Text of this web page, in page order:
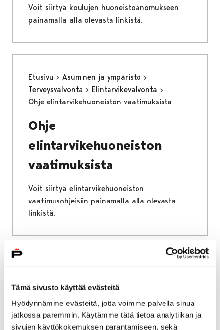
Tämä sivusto käyttää evästeitä
Hyödynnämme evästeitä, jotta voimme palvella sinua
jatkossa paremmin. Käytämme tätä tietoa analytiikan ja
sivujen käyttökokemuksen parantamiseen, sekä
Voit siirtyä koulujen huoneistoanomukseen
painamalla alla olevasta linkistä.
Etusivu
Asuminen ja ympäristö
Terveysvalvonta
Elintarvikevalvonta
Ohje elintarvikehuoneiston vaatimuksista
Ohje
elintarvikehuoneiston
vaatimuksista
Voit siirtyä elintarvikehuoneiston
vaatimusohjeisiin painamalla alla olevasta
linkistä.
Etusivu Kaupunki ja hallinto
Ota yhteyttä
Sähköinen asiointi ja lomakkeet
Sosiaali- ja terveyspalveluiden sähköiset
palvelut ja lomakkeet
Vammaispalvelut
Vammaispalveluhakemus